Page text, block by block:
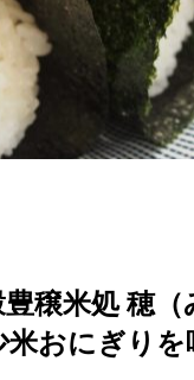
穣米処 穂
おにぎりを